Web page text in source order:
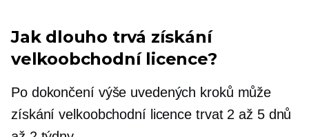
Jak dlouho trvá získání
velkoobchodní licence?
Po dokončení výše uvedených kroků může
získání velkoobchodní licence trvat 2 až 5 dnů